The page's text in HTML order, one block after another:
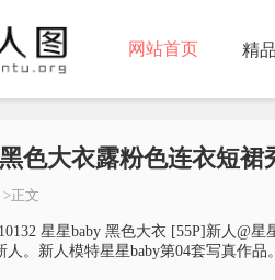
网站首页 精
色大衣露粉色连衣短裙
>正文
星星baby 黑色大衣 [55P]新人@
。新人模特星星baby第04套写真作品